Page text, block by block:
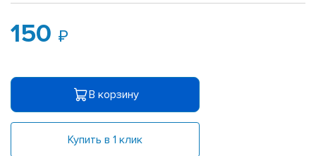
150
В корзину
Купить в 1 клик